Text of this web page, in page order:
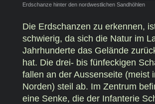
Erdschanze hinter den nordwestlichen Sandhöhlen
Die Erdschanzen zu erkennen,
schwierig, da sich die Natur im
Jahrhunderte das Gelände
hat. Die drei- bis fünfeckigen
fallen an der Aussenseite (meist
Norden) steil ab. Im Zentrum
eine Senke, die der Infanterie